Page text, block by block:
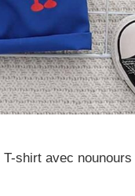
shirt avec nounours